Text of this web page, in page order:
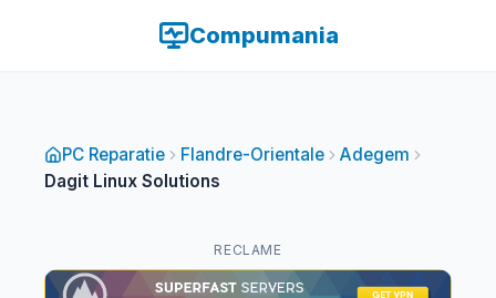
Compumania
PC Reparatie Flandre-Orientale
Adegem
Dagit Linux Solutions
RECLAME